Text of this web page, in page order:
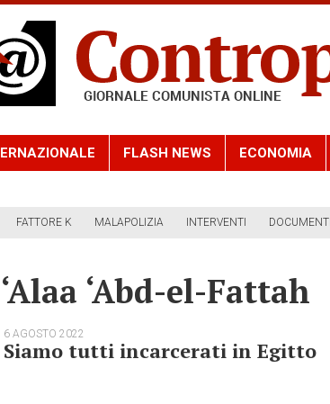
FLASH NEWS ECONOMIA
FATTORE K MALAPOLIZIA INTERVENTI DOCUMENTI
‘Abd-el-Fattah
6 AGOSTO 2022
Siamo tutti incarcerati in Egitto